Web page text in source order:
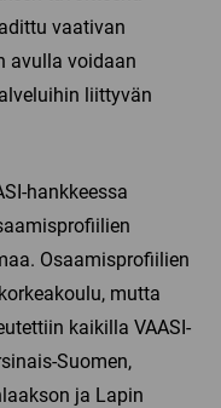
vaativan
avulla voidaan
liittyvän
hankkeessa
Osaamisprofiilien
mutta
kaikilla VAASI-
Suomen,
ja Lapin